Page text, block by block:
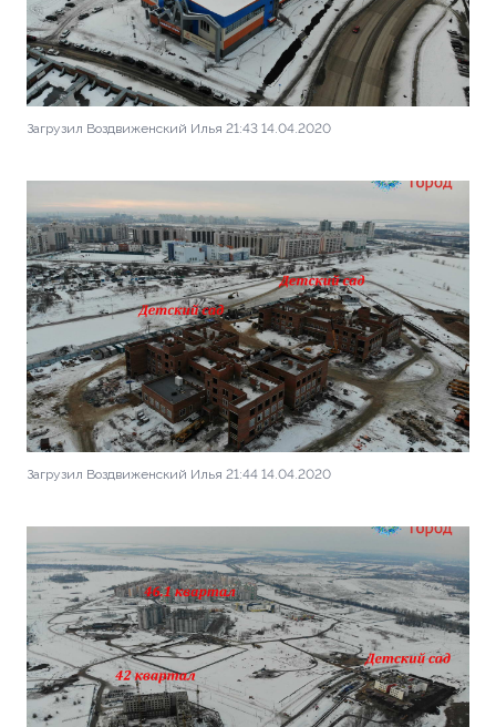
Загрузил Воздвиженский Илья 21:43 14.04.2020
Загрузил Воздвиженский Илья 21:44 14.04.2020